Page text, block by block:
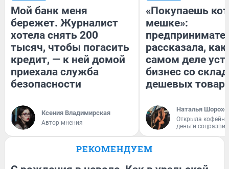
Мой банк меня
бережет. Журналист
хотела снять 200
тысяч, чтобы погасить
кредит, — к ней домой
приехала служба
безопасности
Ксения Владимирская
Автор мнения
«Покупаешь
мешке»:
рассказала, как
самом деле
бизнес со
дешевых
Наталья
Открыла
деньги
РЕКОМЕНДУЕМ